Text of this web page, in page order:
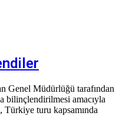
Genel Müdürlüğü tarafından
bilinçlendirilmesi amacıyla
Türkiye turu kapsamında